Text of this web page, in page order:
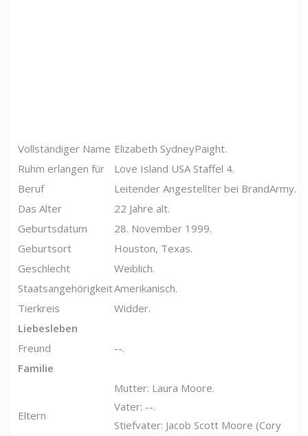
Vollständiger Name Elizabeth SydneyPaight.
Ruhm erlangen für
Love Island USA Staffel 4.
Beruf
Leitender Angestellter bei BrandArmy.
Das Alter
22 Jahre alt.
Geburtsdatum
28. November 1999.
Geburtsort
Houston, Texas.
Geschlecht
Weiblich.
StaatsangehörigkeitAmerikanisch.
Tierkreis
Widder.
Liebesleben
Freund
--.
Familie
Eltern
Mutter: Laura Moore.
Vater: --.
Stiefvater: Jacob Scott Moore (Cory